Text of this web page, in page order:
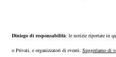
Diniego di responsabilità: le notizie riportate in
o Privati, e organizzatori di eventi. Suggeriamo di